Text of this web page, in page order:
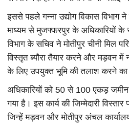
इससे पहले गन्ना उद्योग विकास विभाग
माध्यम से मुजफ्फरपुर के अधिकारियों के
विभाग के सचिव ने मोतीपुर चीनी मिल
विस्तृत ब्यौरा तैयार करने और मड़वन में
के लिए उपयुक्त भूमि की तलाश करने का
अधिकारियों को 50 से 100 एकड़ जमीन
गया है। इस कार्य की जिम्मेदारी विस्तार
जिन्हें मड़वन और मोतीपुर अंचल